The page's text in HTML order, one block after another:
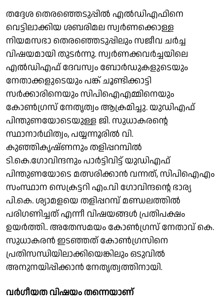
തദ്ദേശ തെരഞ്ഞെടുപ്പില്‍ എല്‍ഡിഎഫിനെ
വെട്ടിലാക്കിയ ശബരിമല സ്വര്‍ണക്കൊള്ള
നിയമസഭാ തെരഞ്ഞെടുപ്പിലും സജീവ ചര്‍ച്ച
വിഷയമായി തുടര്‍ന്നു. സ്വര്‍ണക്കവര്‍ച്ചയിലെ
എല്‍ഡിഎഫ് ദേവസ്വം ബോര്‍ഡുകളുടെയും
നേതാക്കളുടെയും പങ്ക് ചൂണ്ടിക്കാട്ടി
സര്‍ക്കാരിനെയും സിപിഐഎമ്മിനെയും
കോണ്‍ഗ്രസ് നേതൃത്വം ആക്രമിച്ചു. യുഡിഎഫ്
പിന്തുണയോടെയുള്ള ജി. സുധാകരന്റെ
സ്ഥാനാര്‍ഥിത്വം, പയ്യന്നൂരില്‍ വി.
കുഞ്ഞികൃഷ്ണനും തളിപ്പറമ്പില്‍
ടി.കെ.ഗോവിന്ദനും പാര്‍ട്ടിവിട്ട് യുഡിഎഫ്
പിന്തുണയോടെ മത്സരിക്കാന്‍ വന്നത്, സിപിഐഎം
സംസ്ഥാന സെക്രട്ടറി എം.വി ഗോവിന്ദന്റെ ഭാര്യ
പി.കെ. ശ്യാമളയെ തളിപ്പറമ്പ് മണ്ഡലത്തില്‍
പരിഗണിച്ചത് എന്നീ വിഷയങ്ങള്‍ പ്രതിപക്ഷം
ഉയര്‍ത്തി.. അതേസമയം കോണ്‍ഗ്രസ് നേതാവ് കെ.
സുധാകരന്‍ ഇടഞ്ഞത് കോണ്‍ഗ്രസിനെ
പ്രതിസന്ധിയിലാക്കിയെങ്കിലും ഒടുവില്‍
അനുനയിപ്പിക്കാന്‍ നേതൃത്വത്തിനായി.
വര്‍ഗീയത വിഷയം തന്നെയാണ്